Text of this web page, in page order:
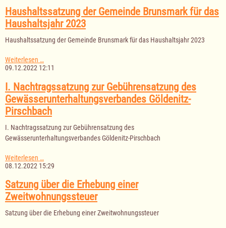
Bäk
für
das
2023
Haushaltssatzung der Gemeinde Brunsmark für das
Haushaltsjahr 2023
Haushaltssatzung der Gemeinde Brunsmark für das Haushaltsjahr 2023
Weiterlesen …Haushaltssatzung
der
Brunsmark
für
das
Haushaltsjahr
2023
09.12.2022 12:11
I. Nachtragssatzung zur Gebührensatzung des
Gewässerunterhaltungsverbandes Göldenitz-
Pirschbach
I. Nachtragssatzung zur Gebührensatzung des
Gewässerunterhaltungsverbandes Göldenitz-Pirschbach
Weiterlesen …
Nachtragssatzung
Gebührensatzung
des
Gewässerunterhaltungsverbandes
Pirschbach
08.12.2022 15:29
Satzung über die Erhebung einer
Zweitwohnungssteuer
Satzung über die Erhebung einer Zweitwohnungssteuer